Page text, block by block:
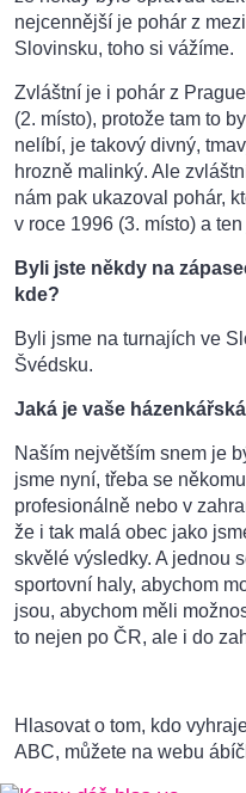
nejcennější je pohár z
Slovinsku, toho si vážíme.
Zvláštní je i pohár z
(2. místo), protože tam to
nelíbí, je takový divný,
hrozně malinký. Ale
nám pak ukazoval pohár,
v roce 1996 (3. místo) a
Byli jste někdy na
kde?
Byli jsme na turnajích ve
Švédsku.
Jaká je vaše
Naším největším snem je
jsme nyní, třeba se
profesionálně nebo v
že i tak malá obec jako
skvělé výsledky. A jednou
sportovní haly, abychom
jsou, abychom měli
to nejen po ČR, ale i do
Hlasovat o tom, kdo
ABC, můžete na webu